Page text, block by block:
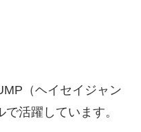
（ヘイセイジャン
活躍しています。